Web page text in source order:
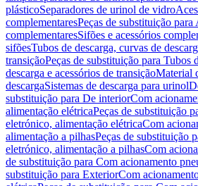
plásticoSeparadores de urinol de vidro
complementaresPeças de substituição para
complementaresSifões e acessórios
sifõesTubos de descarga, curvas de
transiçãoPeças de substituição para Tubos
descarga e acessórios de transiçãoMaterial
descargaSistemas de descarga para urinol
substituição para De interiorCom
alimentação elétricaPeças de substituição
eletrónico, alimentação elétricaCom
alimentação a pilhasPeças de substituição
eletrónico, alimentação a pilhasCom
de substituição para Com acionamento
substituição para ExteriorCom